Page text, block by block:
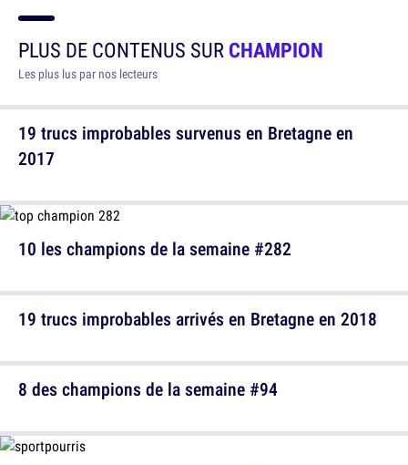
PLUS DE CONTENUS SURCHAMPION
Les plus lus par nos lecteurs
19 trucs improbables survenus en Bretagne en
2017
19 trucs improbables arrivés en Bretagne en 2018
10 les champions de la semaine #282
8 des champions de la semaine #94